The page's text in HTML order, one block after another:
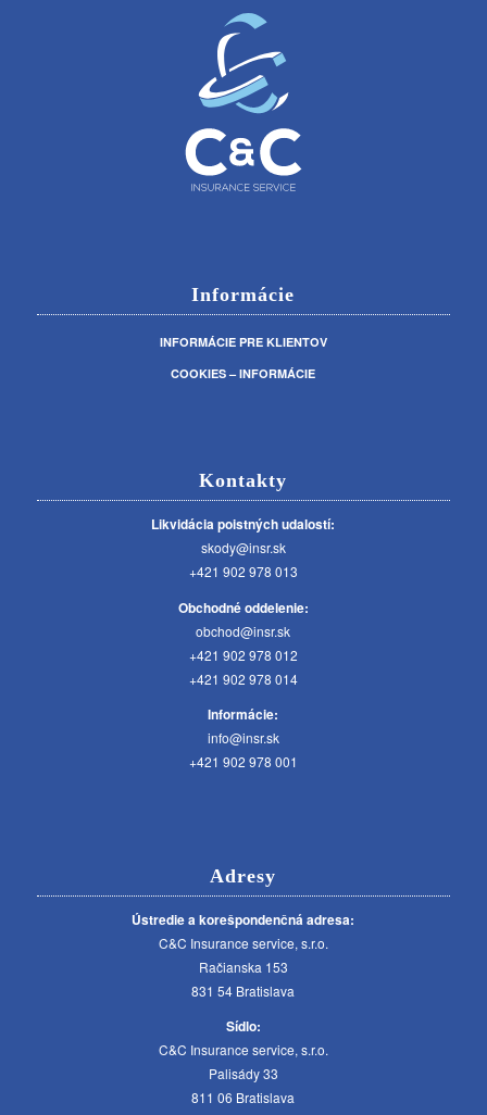
Informácie
INFORMÁCIE PRE KLIENTOV
COOKIES – INFORMÁCIE
Kontakty
Likvidácia poistných udalostí:
skody@insr.sk
+421 902 978 013
Obchodné oddelenie:
obchod@insr.sk
+421 902 978 012
+421 902 978 014
Informácie:
info@insr.sk
+421 902 978 001
Adresy
Ústredie a korešpondenčná adresa:
C&C Insurance service, s.r.o.
Račianska 153
831 54 Bratislava
Sídlo:
C&C Insurance service, s.r.o.
Palisády 33
811 06 Bratislava